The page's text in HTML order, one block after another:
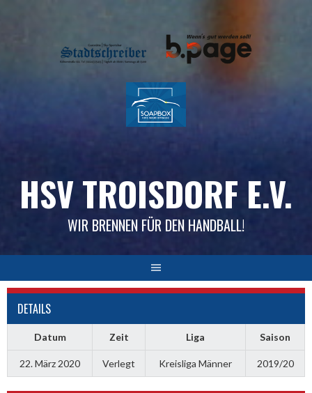
HSV TROISDORF E.V.
WIR BRENNEN FÜR DEN HANDBALL!
DETAILS
Datum Zeit Liga Saison
22. März 2020 Verlegt Kreisliga Männer 2019/20